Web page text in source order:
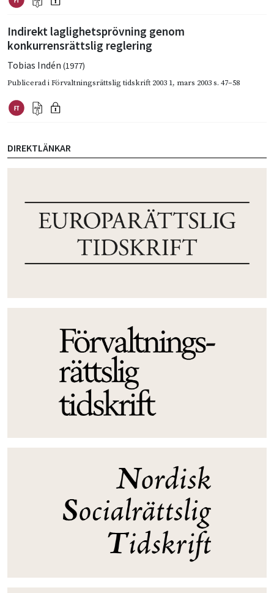
Indirekt laglighetsprövning genom
konkurrensrättslig reglering
Tobias Indén (1977)
Publicerad iFörvaltningsrättslig tidskrift 2003 1, mars 2003s. 47–58
DIREKTLÄNKAR